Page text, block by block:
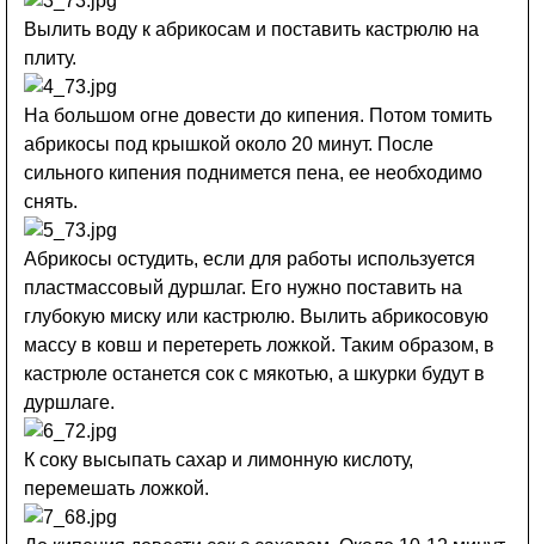
Вылить воду к абрикосам и поставить кастрюлю на
плиту.
На большом огне довести до кипения. Потом томить
абрикосы под крышкой около 20 минут. После
сильного кипения поднимется пена, ее необходимо
снять.
Абрикосы остудить, если для работы используется
пластмассовый дуршлаг. Его нужно поставить на
глубокую миску или кастрюлю. Вылить абрикосовую
массу в ковш и перетереть ложкой. Таким образом, в
кастрюле останется сок с мякотью, а шкурки будут в
дуршлаге.
К соку высыпать сахар и лимонную кислоту,
перемешать ложкой.